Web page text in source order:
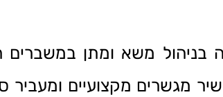
בניהול משא ומתן במשברים
מגשרים מקצועיים ומעביר